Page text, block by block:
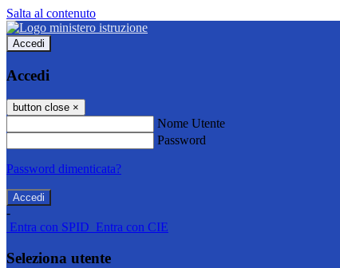
Salta al contenuto
Accedi
Accedi
button close ×
Nome Utente
Password
Password dimenticata?
-
Entra con SPID Entra con CIE
Seleziona utente